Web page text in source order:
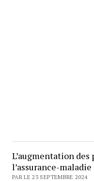
L’augmentation
l’assurance-maladie
PAR LE 23 SEPTEMBRE 2024